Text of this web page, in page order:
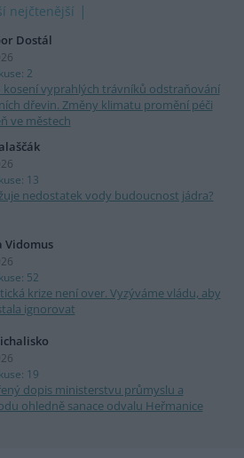
nejčtenější
Dostál
2
kosení vyprahlých trávníků odstraňování
dřevin. Změny klimatu promění péči
ve městech
13
nedostatek vody budoucnost jádra?
Vidomus
52
krize není over. Vyzýváme vládu, aby
ignorovat
19
dopis ministerstvu průmyslu a
ohledně sanace odvalu Heřmanice